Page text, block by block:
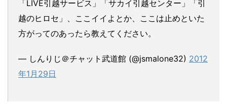
「LIVE引越サービス」「サカイ引越センター」「引
越のヒロセ」、ここイイよとか、ここは止めといた
方がってのあったら教えてください。
— しんりじ＠チャット武道館 (@jsmalone32) 2012
年1月29日